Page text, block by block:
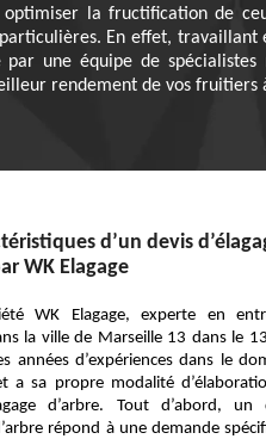
optimiser la fructification de
En effet,
une équipe de
rendement de vos
d’un devis
WK Elagage
WK Elagage, experte en
la ville de Marseille 13 dans le
années d’expériences dans le
a sa propre modalité
d’arbre. Tout d’abord, un
répond à une demande